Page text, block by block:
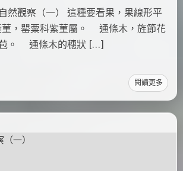
然觀察（一） 這種要看果，果線形平
，罌粟科紫菫屬。 通條木，旌節花
。 通條木的穗狀 […]
閱讀更多